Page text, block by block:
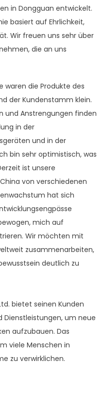
in Dongguan entwickelt.
basiert auf Ehrlichkeit,
Wir freuen uns sehr über
die an uns
waren die Produkte des
der Kundenstamm klein.
und Anstrengungen finden
in der
und in der
bin sehr optimistisch, was
ist unsere
von verschiedenen
hat sich
mich auf
Wir möchten mit
zusammenarbeiten,
deutlich zu
bietet seinen Kunden
Dienstleistungen, um neue
aufzubauen. Das
viele Menschen in
zu verwirklichen.